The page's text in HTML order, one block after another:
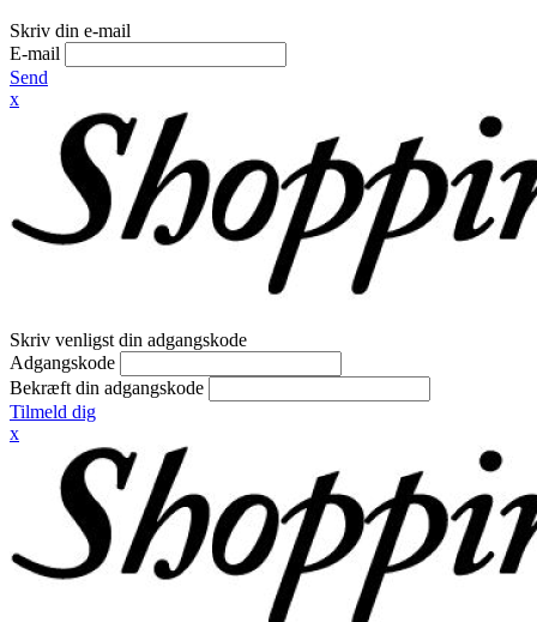
Skriv din e-mail
E-mail
Send
x
Skriv venligst din adgangskode
Adgangskode
Bekræft din adgangskode
Tilmeld dig
x